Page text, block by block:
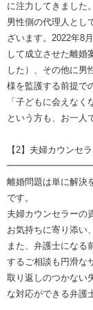
に注力してきました。
男性側の代理人とし
ざいます。2022年8
して成立させた離婚
した）、その他に男
様を監護する前提で
「子どもに会えなく
という方も、お一人
【2】夫婦カウンセ
離婚問題は単に解決
です。
夫婦カウンセラーの
お気持ちに寄り添い
また、弁護士になる
するご相談も円滑な
取り返しのつかない
な対応ができる弁護